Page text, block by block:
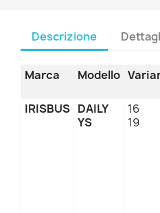
Descrizione
Marca Modello
IRISBUS DAILY
YS
16
19